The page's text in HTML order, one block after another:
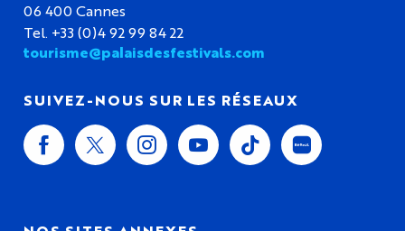
06 400 Cannes
Tel. +33 (0)4 92 99 84 22
tourisme@palaisdesfestivals.com
SUIVEZ-NOUS SUR LES RÉSEAUX